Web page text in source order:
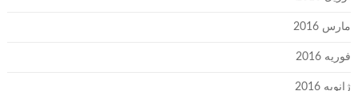
مارس 2016
فوریه 2016
ژانویه 2016